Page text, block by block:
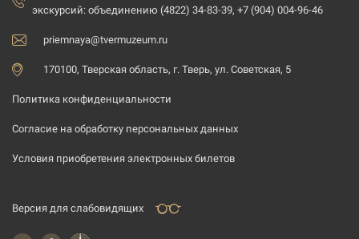
экскурсий:объединению (4822) 34-83-39, +7 (904) 004-96-46
priemnaya@tvermuzeum.ru
170100, Тверская область, г. Тверь, ул. Советская, 5
Политика конфиденциальности
Согласие на обработку персональных данных
Условия приобретения электронных билетов
Версия для слабовидящих